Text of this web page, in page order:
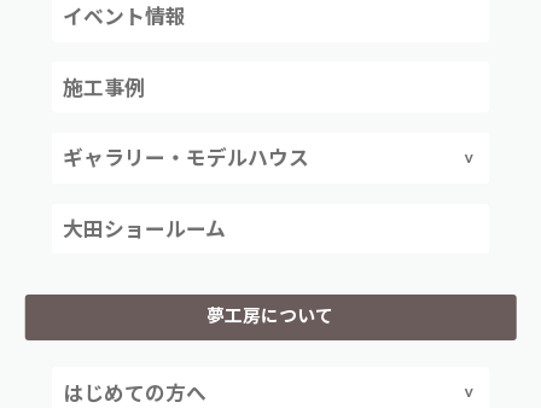
イベント情報
施工事例
ギャラリー・モデルハウス
大田ショールーム
夢工房について
はじめての方へ